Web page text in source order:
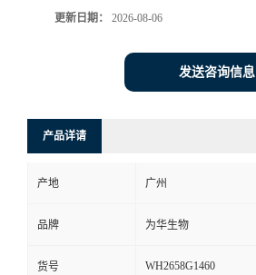
更新日期： 2026-08-06
发送咨询信息
产品详请
产地 广州
品牌 为华生物
货号 WH2658G1460